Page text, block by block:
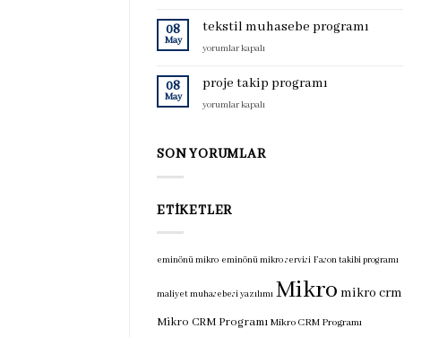
arşiv
programı
08
May
tekstil muhasebe programı
tekstil
programı
yorumlar kapalı
08
May
proje takip programı
proje
için
yorumlar kapalı
SON YORUMLAR
ETIKETLER
eminönü mikro eminönü mikro servisi Fason takibi programı
maliyet muhasebesi yazılımı Mikro mikro crm
Mikro CRM Programı Mikro CRM Programı